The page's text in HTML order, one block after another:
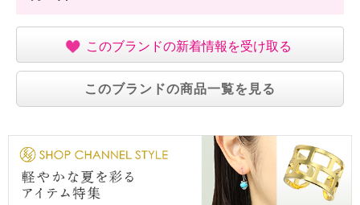
このブランドの新着情報を受け取る
このブランドの商品一覧を見る